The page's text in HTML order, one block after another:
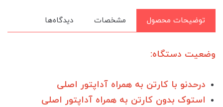
توضیحات محصول مشخصات دیدگاه‌ها
وضعیت دستگاه:
درحدنو با کارتن به همراه آداپتور اصلی
استوک بدون کارتن به همراه آداپتور اصلی